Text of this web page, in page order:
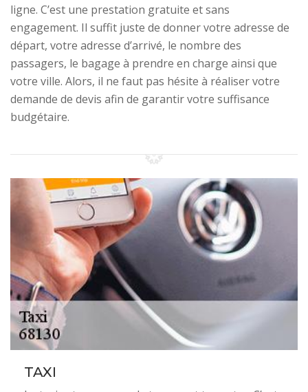
ligne. C’est une prestation gratuite et sans
engagement. Il suffit juste de donner votre adresse de
départ, votre adresse d’arrivé, le nombre des
passagers, le bagage à prendre en charge ainsi que
votre ville. Alors, il ne faut pas hésite à réaliser votre
demande de devis afin de garantir votre suffisance
budgétaire.
TAXI